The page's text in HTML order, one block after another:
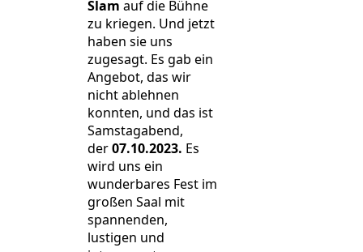
Slam auf die Bühne
zu kriegen. Und jetzt
haben sie uns
zugesagt. Es gab ein
Angebot, das wir
nicht ablehnen
konnten, und das ist
Samstagabend,
der07.10.2023. Es
wird uns ein
wunderbares Fest im
großen Saal mit
spannenden,
lustigen und